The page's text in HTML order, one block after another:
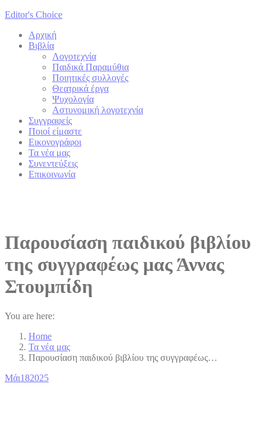
Editor's Choice
Αρχική
Βιβλία
Λογοτεχνία
Παιδικά Παραμύθια
Ποιητικές συλλογές
Θεατρικά έργα
Ψυχολογία
Αστυνομική λογοτεχνία
Συγγραφείς
Ποιοί είμαστε
Εικονογράφοι
Τα νέα μας
Συνεντεύξεις
Επικοινωνία
Παρουσίαση παιδικού βιβλίου
της συγγραφέως μας Άννας
Στουμπίδη
You are here:
Home
Τα νέα μας
Παρουσίαση παιδικού βιβλίου της συγγραφέως…
Μάι182025